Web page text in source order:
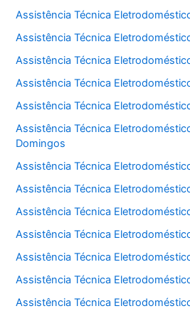
Assistência Técnica
Assistência Técnica
Assistência Técnica
Assistência Técnica
Assistência Técnica
Assistência Técnica
Domingos
Assistência Técnica
Assistência Técnica
Assistência Técnica
Assistência Técnica
Assistência Técnica
Assistência Técnica
Assistência Técnica